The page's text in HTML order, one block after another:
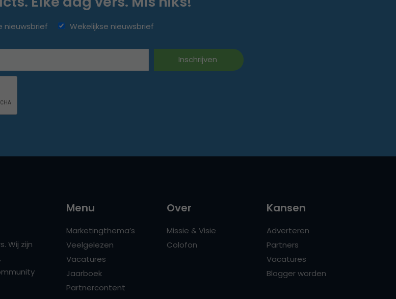
nieuwsbrief Wekelijkse nieuwsbrief
Wij zijn
Menu
Marketingthema’s
Veelgelezen
Vacatures
Jaarboek
Partnercontent
Over
Missie & Visie
Colofon
Kansen
Adverteren
Partners
Vacatures
Blogger worden